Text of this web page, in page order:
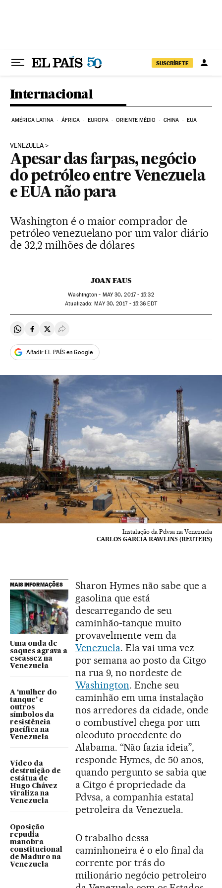
SUSCRÍBETE
Internacional
AMÉRICA LATINA ÁFRICA EUROPA ORIENTE MÉDIO CHINA EUA
VENEZUELA
Apesar das farpas, negócio
do petróleo entre Venezuela
e EUA não para
Washington é o maior comprador de
petróleo venezuelano por um valor diário
de 32,2 milhões de dólares
JOAN FAUS
Washington - MAY30, 2017 - 15:32
atualizado: MAY30, 2017 - 15:36 EDT
Compartir en Whatsapp
Compartir en Facebook
Compartir en Twitter
Desplegar Redes Sociales
Añadir EL PAÍS en Google
Instalação da Pdvsa na Venezuela
CARLOS GARCIA RAWLINS (REUTERS)
MAIS INFORMAÇÕES
Uma onda de
saques agrava a
escassez na
Venezuela
A ‘mulher do
tanque’ e
outros
símbolos da
resistência
pacífica na
Venezuela
Vídeo da
destruição de
estátua de
Hugo Chávez
viraliza na
Venezuela
Oposição
repudia
manobra
constitucional
de Maduro na
Venezuela
Sharon Hymes não sabe que a
gasolina que está
descarregando de seu
caminhão-tanque muito
provavelmente vem da
Venezuela. Ela vai uma vez
por semana ao posto da Citgo
na rua 9, no nordeste de
Washington. Enche seu
caminhão em uma instalação
nos arredores da cidade, onde
o combustível chega por um
oleoduto procedente do
Alabama. “Não fazia ideia”,
responde Hymes, de 50 anos,
quando pergunto se sabia que
a Citgo é propriedade da
Pdvsa, a companhia estatal
petroleira da Venezuela.
O trabalho dessa
caminhoneira é o elo final da
corrente por trás do
milionário negócio petroleiro